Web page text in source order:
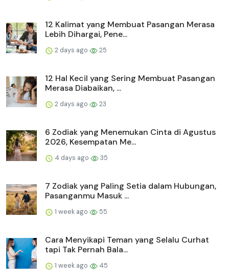
12 Kalimat yang Membuat Pasangan Merasa
Lebih Dihargai, Pene...
2 days ago 25
12 Hal Kecil yang Sering Membuat Pasangan
Merasa Diabaikan, ...
2 days ago 23
6 Zodiak yang Menemukan Cinta di Agustus
2026, Kesempatan Me...
4 days ago 35
7 Zodiak yang Paling Setia dalam Hubungan,
Pasanganmu Masuk ...
1 week ago 55
Cara Menyikapi Teman yang Selalu Curhat
tapi Tak Pernah Bala...
1 week ago 45